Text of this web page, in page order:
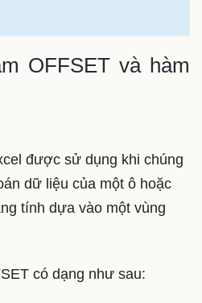
OFFSET và hàm
được sử dụng khi chúng
dữ liệu của một ô hoặc
tính dựa vào một vùng
có dạng như sau: